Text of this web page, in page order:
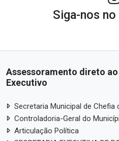
Siga-nos no
Assessoramento direto
Executivo
Secretaria Municipal de Chefia
Controladoria-Geral do
Articulação Política